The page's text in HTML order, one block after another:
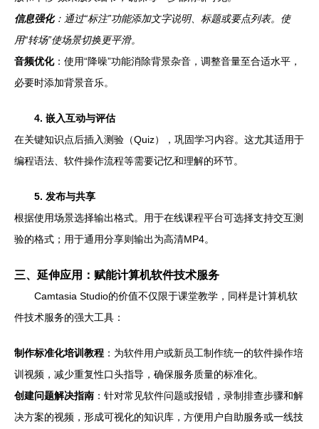
信息强化：通过“标注”功能添加文字说明、标题或要点列表。使
用“转场”使场景切换更平滑。
音频优化：使用“降噪”功能消除背景杂音，调整音量至合适水平，
必要时添加背景音乐。
4. 嵌入互动与评估
在关键知识点后插入测验（Quiz），巩固学习内容。这尤其适用于
编程语法、软件操作流程等需要记忆和理解的环节。
5. 发布与共享
根据使用场景选择输出格式。用于在线课程平台可选择支持交互测
验的格式；用于通用分享则输出为高清MP4。
三、延伸应用：赋能计算机软件技术服务
Camtasia Studio的价值不仅限于课堂教学，同样是计算机软
件技术服务的强大工具：
制作标准化培训教程 ：为软件用户或新员工制作统一的软件操作培
训视频，减少重复性口头指导，确保服务质量的标准化。
创建问题解决指南 ：针对常见软件问题或报错，录制排查步骤和解
决方案的视频，形成可视化的知识库，方便用户自助服务或一线技